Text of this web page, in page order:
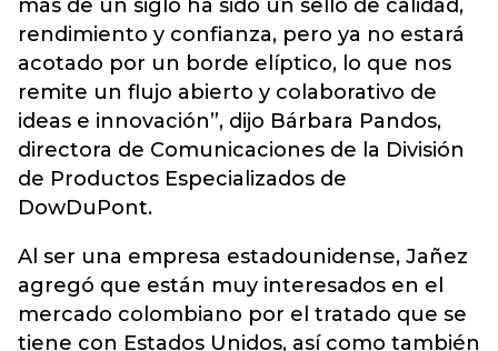
más de un siglo ha sido un sello de calidad,
rendimiento y confianza, pero ya no estará
acotado por un borde elíptico, lo que nos
remite un flujo abierto y colaborativo de
ideas e innovación”, dijo Bárbara Pandos,
directora de Comunicaciones de la División
de Productos Especializados de
DowDuPont.
Al ser una empresa estadounidense, Jañez
agregó que están muy interesados en el
mercado colombiano por el tratado que se
tiene con Estados Unidos, así como también